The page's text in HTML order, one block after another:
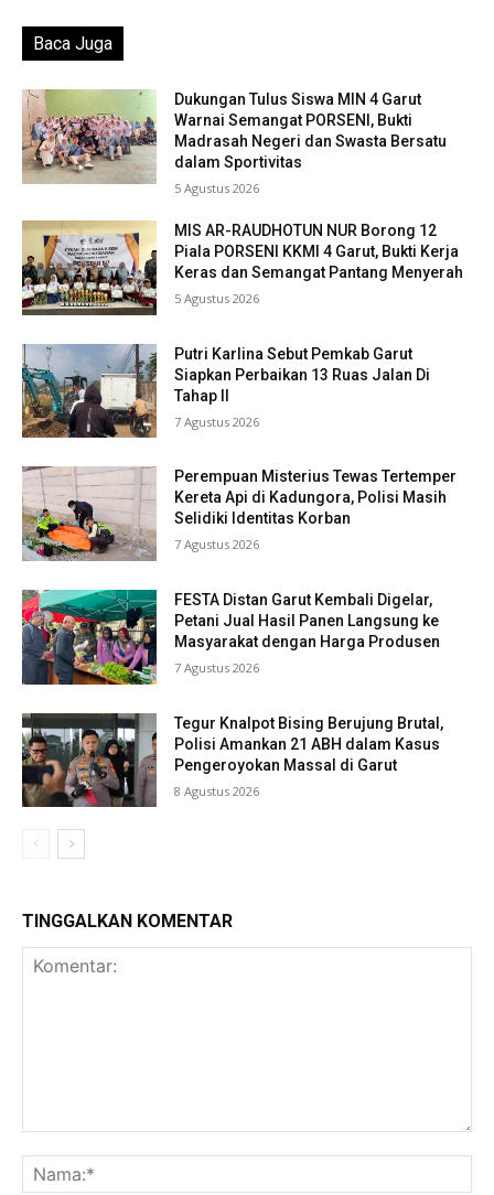
Baca Juga
Dukungan Tulus Siswa MIN 4 Garut
Warnai Semangat PORSENI, Bukti
Madrasah Negeri dan Swasta Bersatu
dalam Sportivitas
5 Agustus 2026
MIS AR-RAUDHOTUN NUR Borong 12
Piala PORSENI KKMI 4 Garut, Bukti Kerja
Keras dan Semangat Pantang Menyerah
5 Agustus 2026
Putri Karlina Sebut Pemkab Garut
Siapkan Perbaikan 13 Ruas Jalan Di
Tahap II
7 Agustus 2026
Perempuan Misterius Tewas Tertemper
Kereta Api di Kadungora, Polisi Masih
Selidiki Identitas Korban
7 Agustus 2026
FESTA Distan Garut Kembali Digelar,
Petani Jual Hasil Panen Langsung ke
Masyarakat dengan Harga Produsen
7 Agustus 2026
Tegur Knalpot Bising Berujung Brutal,
Polisi Amankan 21 ABH dalam Kasus
Pengeroyokan Massal di Garut
8 Agustus 2026
TINGGALKAN KOMENTAR